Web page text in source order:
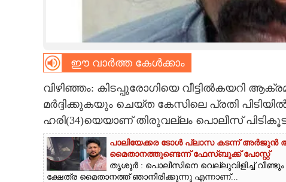
CARTOONS
LITERATURE
ഈ വാർത്ത കേൾക്കാം
വിഴിഞ്ഞം: കിടപ്പുരോഗിയെ
മർദ്ദിക്കുകയും ചെയ്ത കേസിലെ പ്രതി
ഹരി(34)യെയാണ് തിരുവല്ലം പൊലീസ്
പാലിയേക്കര ടോൾ പ്ലാസ കടന്ന് അർജുൻ
മൈതാനത്തുണ്ടെന്ന് ഫേസ്ബുക്ക് പോസ്റ്റ്
തൃശൂർ : പൊലീസിനെ വെല്ലുവിളിച്ച്
ക്ഷേത്ര മൈതാനത്ത് ഞാനിരിക്കുന്നു എന്നാണ്...